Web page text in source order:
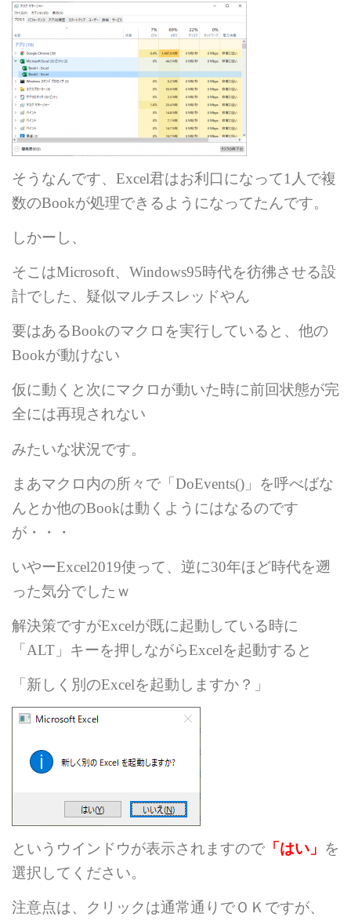
そうなんです、 Excel君はお利口になって1 人で複
数のBookが処理できるようになってたんです。
しかーし、
そこはMicrosoft、 Windows95時代を彷彿させる設
計でした、疑似マルチスレッドやん
要はあるBookのマクロを実行していると、他の
Bookが動けない
仮に動くと次にマクロが動いた時に前回状態が完
全には再現されない
みたいな状況です。
まあマクロ内の所々で「DoEvents() 」を呼べばな
んとか他のBookは動くようにはなるのです
が・・・
いやーExcel2019使って、逆に30年ほど時代を遡
った気分でしたｗ
解決策ですがExcelが既に起動している時に
「 ALT 」キーを押しながらExcelを起動すると
「新しく別のExcelを起動しますか？」
というウインドウが表示されますので 「はい」 を
選択してください。
注意点は、クリックは通常通りでＯＫですが、